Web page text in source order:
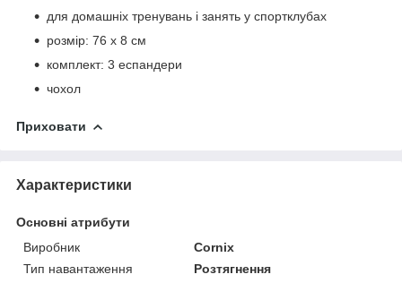
для домашніх тренувань і занять у спортклубах
розмір: 76 x 8 см
комплект: 3 еспандери
чохол
Приховати
Характеристики
Основні атрибути
Виробник
Cornix
Тип навантаження
Розтягнення